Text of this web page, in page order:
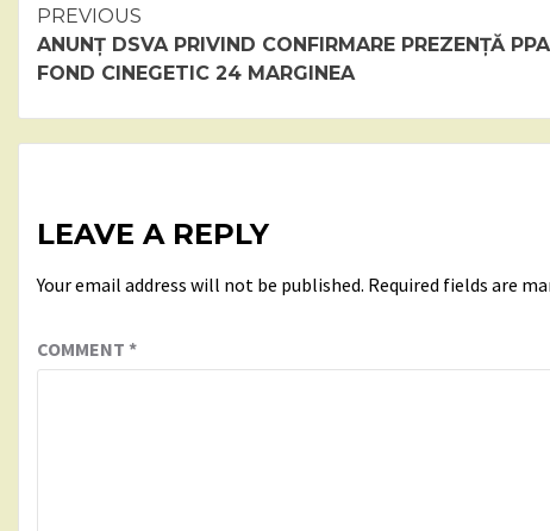
Continue
Reading
PREVIOUS
ANUNȚ DSVA PRIVIND CONFIRMARE PREZENȚĂ PPA
FOND CINEGETIC 24 MARGINEA
LEAVE A REPLY
Your email address will not be published. Required fields are
COMMENT *